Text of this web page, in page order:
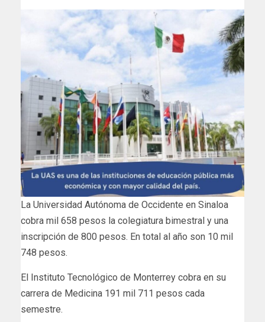
La Universidad Autónoma de Occidente en Sinaloa
cobra mil 658 pesos la colegiatura bimestral y una
inscripción de 800 pesos. En total al año son 10 mil
748 pesos.
El Instituto Tecnológico de Monterrey cobra en su
carrera de Medicina 191 mil 711 pesos cada
semestre.